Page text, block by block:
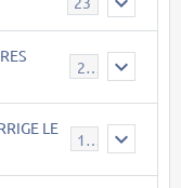
22
LE
15